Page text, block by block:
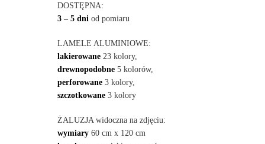
DOSTĘPNA:
3 – 5 dni od pomiaru
LAMELE ALUMINIOWE:
lakierowane23 kolory,
drewnopodobne5 kolorów,
perforowane3 kolory,
szczotkowane3 kolory
ŻALUZJA widoczna na zdjęciu:
wymiary60 cm x 120 cm